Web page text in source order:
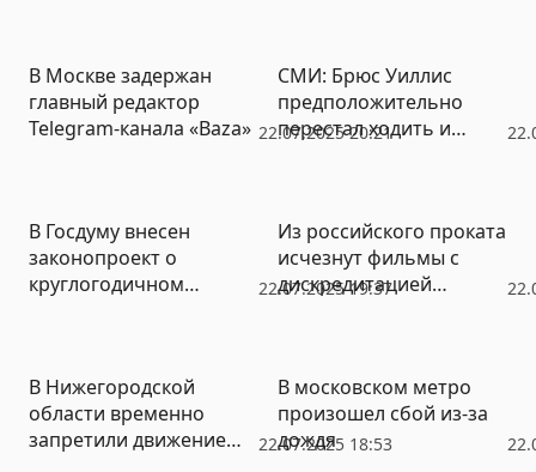
22.07.2025 20:21
В Москве задержан
главный редактор
Telegram-канала «Baza»
СМИ: Брюс Уиллис
предположительно
перестал ходить и
22.07.2025 19:37
В Госдуму внесен
законопроект о
круглогодичном
Из российского проката
исчезнут фильмы с
дискредитацией
22.07.2025 18:53
В Нижегородской
области временно
запретили движение
В московском метро
произошел сбой из-за
дождя